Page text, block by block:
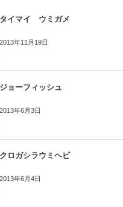
タイマイ ウミガメ
2013年11月19日
ジョーフィッシュ
2013年6月3日
クロガシラウミヘビ
2013年6月4日